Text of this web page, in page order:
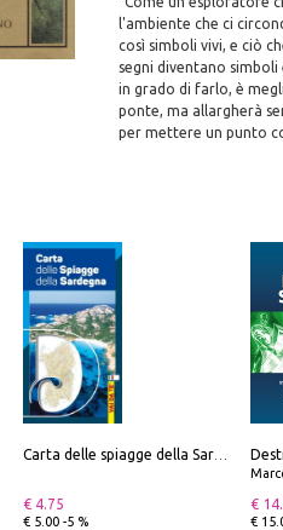
l'ambiente che ci
così simboli vivi, e ciò
segni diventano
in grado di farlo, è
ponte, ma allargherà
per mettere un punto
€ 4.75
€ 5.00 -5 %
€
€